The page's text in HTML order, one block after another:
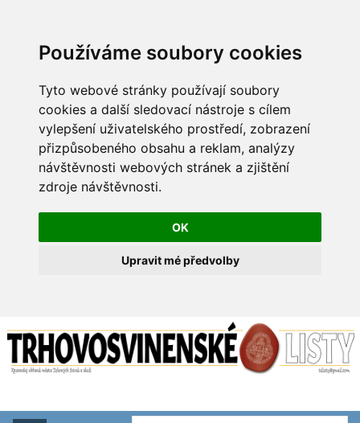
Používáme soubory cookies
Tyto webové stránky používají soubory
cookies a další sledovací nástroje s cílem
vylepšení uživatelského prostředí, zobrazení
přizpůsobeného obsahu a reklam, analýzy
návštěvnosti webových stránek a zjištění
zdroje návštěvnosti.
OK
Upravit mé předvolby